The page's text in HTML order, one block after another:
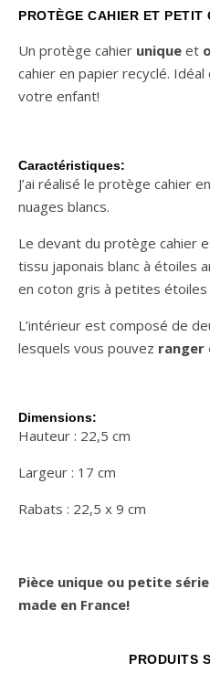
PROTÈGE CAHIER ET PETIT
Un protège cahier unique et
cahier en papier recyclé.
votre enfant!
Caractéristiques:
J’ai réalisé le protège cahier
nuages blancs.
Le devant du protège cahier
tissu japonais blanc à étoiles
en coton gris à petites étoiles
L’intérieur est composé de
lesquels vous pouvez ranger
Dimensions:
Hauteur : 22,5 cm
Largeur : 17 cm
Rabats : 22,5 x 9 cm
Pièce unique ou petite
made en France!
PRODUITS